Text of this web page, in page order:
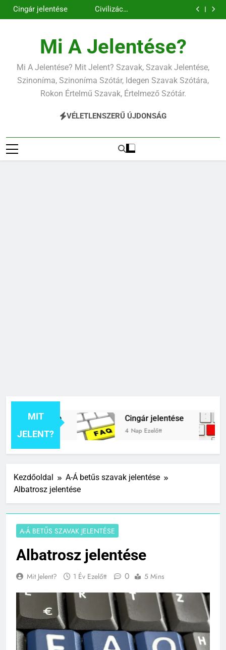
Ugrás
a
jelentése
jelentése
Cingár jelentése
Civilizáció
jelentése
Contemporary
Mi A Jelentése?
Mi A Jelentése? Mit Jelent? Szavak, Szavak Jelentése,
Szinoníma, Szinoníma Szótár, Idegen Szavak Szótára,
Rokon Értelmű Szavak, Értelmező Szótár.
VÉLETLENSZERŰ ÚJDONSÁG
MIT
JELENT?
jelentése Cingár jelentése
4 Nap Ezelőtt
Kezdőoldal
A-Á betűs szavak jelentése
Albatrosz jelentése
A-Á BETŰS SZAVAK JELENTÉSE
Albatrosz jelentése
Mit Jelent? 1 Év Ezelőtt 0 5 Mins